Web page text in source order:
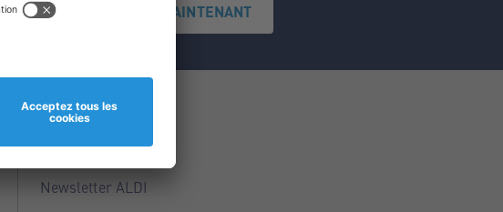
S'INSCRIRE MAINTENANT
Service
Points ALDI
Newsletter ALDI